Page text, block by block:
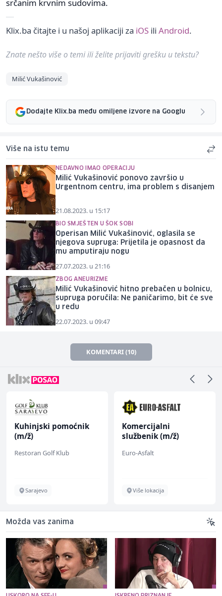
srčanim krvnim sudovima.
Klix.ba čitajte i u našoj aplikaciji za iOS ili Android.
Znate nešto više o temi ili želite prijaviti grešku u tekstu?
Milić Vukašinović
Dodajte Klix.ba među omiljene izvore na Googlu
Više na istu temu
NEDAVNO IMAO OPERACIJU
Milić Vukašinović ponovo završio u
Urgentnom centru, ima problem s disanjem
21.08.2023. u 15:17
BIO SMJEŠTEN U ŠOK SOBI
Operisan Milić Vukašinović, oglasila se
njegova supruga: Prijetila je opasnost da
mu amputiraju nogu
27.07.2023. u 21:16
ZBOG ANEURIZME
Milić Vukašinović hitno prebačen u bolnicu,
supruga poručila: Ne paničarimo, bit će sve
u redu
22.07.2023. u 09:47
KOMENTARI (10)
Kuhinjski pomoćnik
(m/ž)
Restoran Golf Klub
Sarajevo
Komercijalni
službenik (m/ž)
Euro-Asfalt
Više lokacija
Možda vas zanima